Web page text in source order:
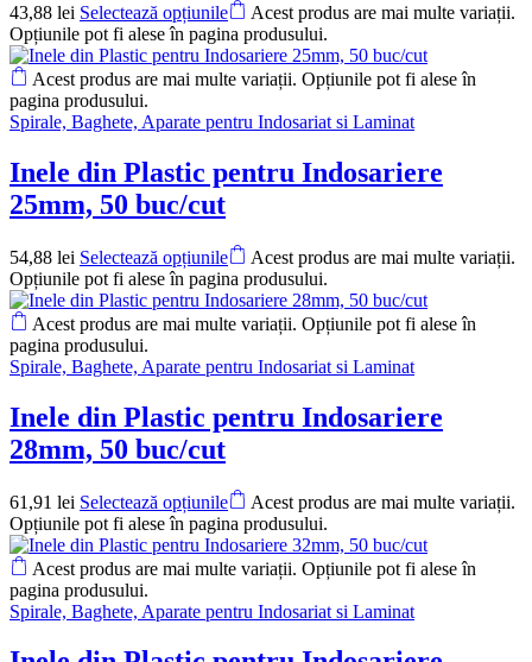
43,88 lei Selectează opțiunile
Acest produs are mai multe variații.
Opțiunile pot fi alese în pagina produsului.
Acest produs are mai multe variații. Opțiunile pot fi alese în
pagina produsului.
Spirale, Baghete, Aparate pentru Indosariat si Laminat
Inele din Plastic pentru Indosariere
25mm, 50 buc/cut
54,88 lei Selectează opțiunile
Acest produs are mai multe variații.
Opțiunile pot fi alese în pagina produsului.
Acest produs are mai multe variații. Opțiunile pot fi alese în
pagina produsului.
Spirale, Baghete, Aparate pentru Indosariat si Laminat
Inele din Plastic pentru Indosariere
28mm, 50 buc/cut
61,91 lei Selectează opțiunile
Acest produs are mai multe variații.
Opțiunile pot fi alese în pagina produsului.
Acest produs are mai multe variații. Opțiunile pot fi alese în
pagina produsului.
Spirale, Baghete, Aparate pentru Indosariat si Laminat